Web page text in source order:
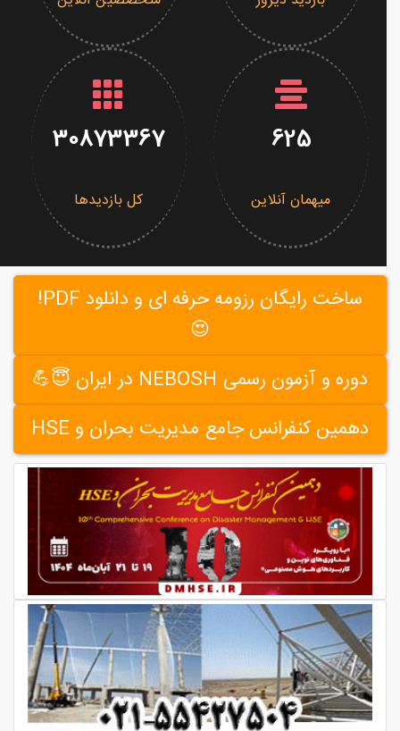
625
میهمان آنلاین
30873367
کل بازدیدها
ساخت رایگان رزومه حرفه ای و دانلود PDF!
😍
دوره و آزمون رسمی NEBOSH در ایران 😇💪
دهمین کنفرانس جامع مدیریت بحران و HSE